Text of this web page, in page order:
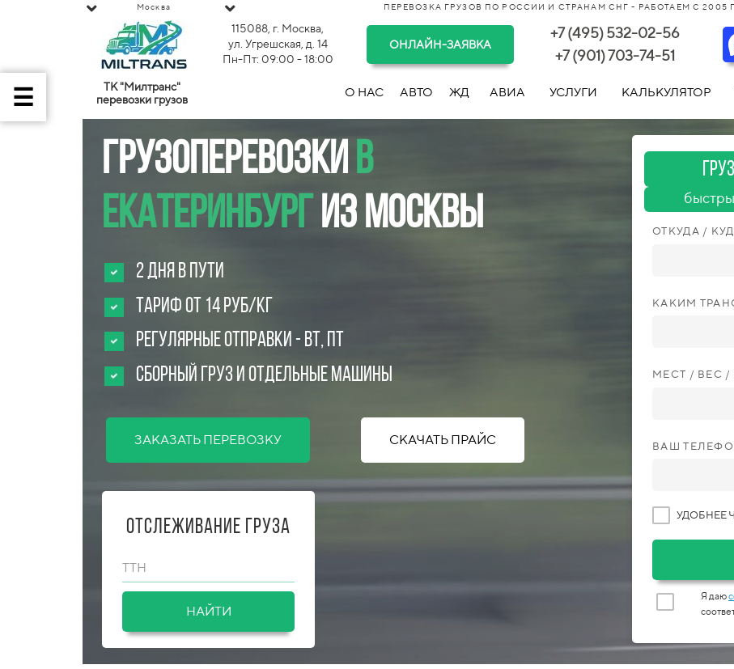
Москва ПЕРЕВОЗКА ГРУЗОВ ПО РОССИИ И СТРАНАМ СНГ - РАБОТАЕМ С 2005
115088, г. Москва,
ул. Угрешская, д. 14
Пн-Пт: 09:00 - 18:00
ОНЛАЙН-ЗАЯВКА
+7 (495) 532-02-56
+7 (901) 703-74-51
ТК "Милтранс"
перевозки грузов
О НАС АВТО ЖД АВИА УСЛУГИ КАЛЬКУЛЯТОР
Грузоперевозкив
Екатеринбург из Москвы
2 дня в пути
Тариф от 14 руб/кг
Регулярные Отправки - вт, пт
Сборный груз и отдельные машины
ЗАКАЗАТЬ ПЕРЕВОЗКУ СКАЧАТЬ ПРАЙС
Отслеживание груза
ТТН
НАЙТИ
ОТКУДА /
КАКИМ
МЕСТ / ВЕС
ВАШ
УДОБНЕЕ
Я даю